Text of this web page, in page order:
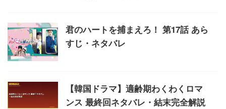
君のハートを捕まえろ！ 第17話 あら
すじ・ネタバレ
【韓国ドラマ】適齢期わくわくロマ
ンス 最終回ネタバレ・結末完全解説